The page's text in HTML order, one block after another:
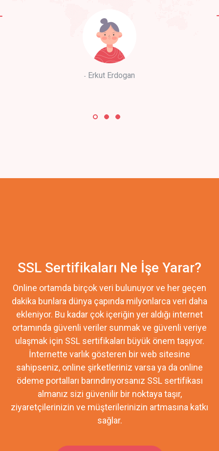
Erkut Erdogan
SSL Sertifikaları Ne İşe Yarar?
Online ortamda birçok veri bulunuyor ve her geçen
dakika bunlara dünya çapında milyonlarca veri daha
ekleniyor. Bu kadar çok içeriğin yer aldığı internet
ortamında güvenli veriler sunmak ve güvenli veriye
ulaşmak için SSL sertifikaları büyük önem taşıyor.
İnternette varlık gösteren bir web sitesine
sahipseniz, online şirketleriniz varsa ya da online
ödeme portalları barındırıyorsanız SSL sertifikası
almanız sizi güvenilir bir noktaya taşır,
ziyaretçilerinizin ve müşterilerinizin artmasına katkı
sağlar.